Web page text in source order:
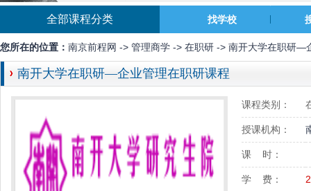
全部课程分类 找学校
您所在的位置： 南京前程网 -> 管理商学 -> 在职研 -> 南开大学在职研—
南开大学在职研—企业管理在职研课程
课程类别：
授课机构：
课 时：
学 费：